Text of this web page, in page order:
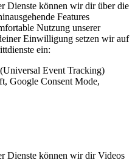
Dienste können wir dir über die
Features
Nutzung unserer
Einwilligung setzen wir auf
ein:
Event Tracking)
Google Consent Mode,
Dienste können wir dir Videos